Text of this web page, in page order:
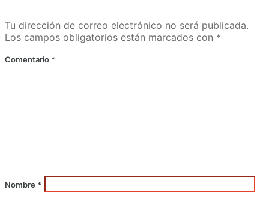
Tu dirección de correo electrónico no será publicada.
Los campos obligatorios están marcados con *
Comentario *
Nombre *